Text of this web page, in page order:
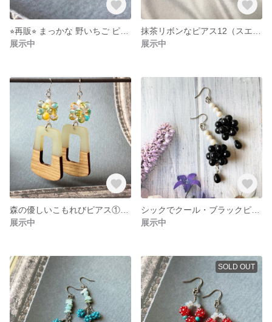
展示中
展示中
展示中
展示中
SOLD OUT